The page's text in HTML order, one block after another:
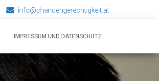
info@chancengerechtigkeit.at
IMPRESSUM UND DATENSCHUTZ